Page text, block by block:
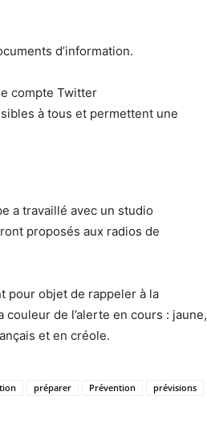
d’information.
compte Twitter
à tous et permettent une
a travaillé avec un studio
proposés aux radios de
pour objet de rappeler à la
de l’alerte en cours : jaune,
et en créole.
préparer Prévention
prévisions